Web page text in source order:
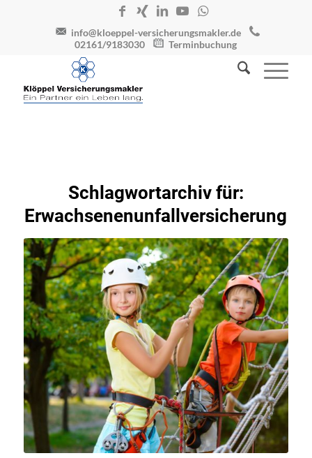
info@kloeppel-versicherungsmakler.de
02161/9183030
Terminbuchung
Schlagwortarchiv für:
Erwachsenenunfallversicherung